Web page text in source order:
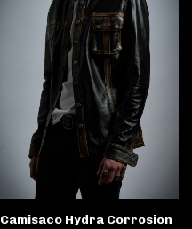
Camisaco Hydra Corrosion